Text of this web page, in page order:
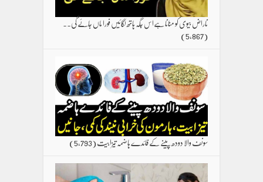
ناراض بیوی کو منانا ہےاس جگہ ہاتھ لگائیں فورا ماں جائے گی۔۔
(5,867)
سونف والا دودھ پینے کے فائدے ہاضمہ تیزابیت(5,793)